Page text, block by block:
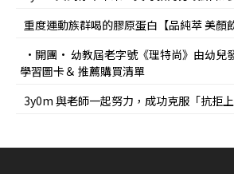
重度運動族群喝的膠原蛋白【品純萃 美顏飲
•開團• 幼教屆老字號《理特尚》由幼兒
學習圖卡＆ 推薦購買清單
3y0m 與老師一起努力，成功克服「抗拒